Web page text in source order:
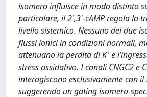
isomero influisce in modo distinto
particolare, il 2',3'-cAMP regola la
livello sistemico. Nessuno dei due
flussi ionici in condizioni normali,
attenuano la perdita di K⁺ e
stress ossidativo. I canali CNGC2 e
interagiscono esclusivamente con il
suggerendo un gating isomero-